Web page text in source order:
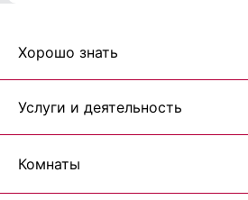
Хорошо знать
Услуги и деятельность
Комнаты